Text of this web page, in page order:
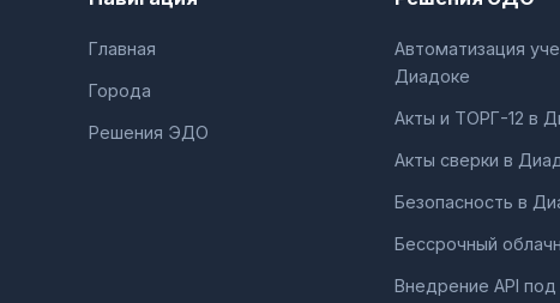
Главная
Города
Решения ЭДО
Автоматизация
Диадоке
Акты и ТОРГ-12 в
Акты сверки в
Безопасность в
Бессрочный
Внедрение API